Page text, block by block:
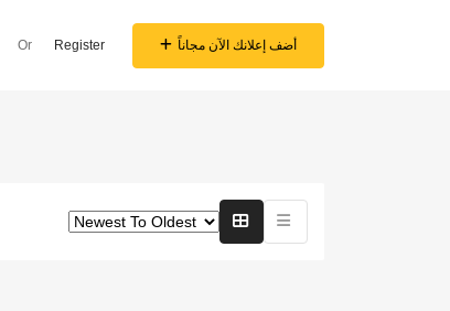
Or Register أضف إعلانك الآن مجاناً